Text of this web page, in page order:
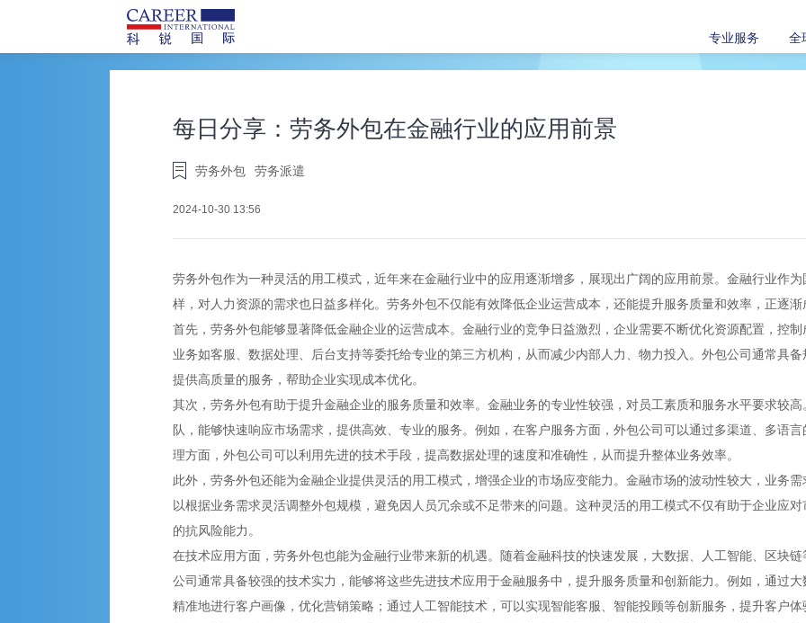
专业服务 全
每日分享：劳务外包在金融行业的应用前景
劳务外包 劳务派遣
2024-10-30 13:56
劳务外包作为一种灵活的用工模式，近年来在金融行业中的应用逐渐增多，展现出广阔的应用前景。金融行业作
样，对人力资源的需求也日益多样化。 劳务外包不仅能有效降低企业运营成本，还能提升服务质量和效率，正逐
首先，劳务外包能够显著降低金融企业的运营成本。金融行业的竞争日益激烈，企业需要不断优化资源配置，控
业务如客服、数据处理、后台支持等委托给专业的第三方机构，从而减少内部人力、物力投入。外包公司通常具
提供高质量的服务，帮助企业实现成本优化。
其次，劳务外包有助于提升金融企业的服务质量和效率。金融业务的专业性较强，对员工素质和服务水平要求较
队，能够快速响应市场需求，提供高效、专业的服务。例如，在客户服务方面，外包公司可以通过多渠道、多语
理方面，外包公司可以利用先进的技术手段，提高数据处理的速度和准确性，从而提升整体业务效率。
此外，劳务外包还能为金融企业提供灵活的用工模式，增强企业的市场应变能力。金融市场的波动性较大，业务
以根据业务需求灵活调整外包规模，避免因人员冗余或不足带来的问题。这种灵活的用工模式不仅有助于企业应
的抗风险能力。
在技术应用方面，劳务外包也能为金融行业带来新的机遇。随着金融科技的快速发展，大数据、人工智能、区块
公司通常具备较强的技术实力，能够将这些先进技术应用于金融服务中，提升服务质量和创新能力。例如，通过
精准地进行客户画像，优化营销策略；通过人工智能技术，可以实现智能客服、智能投顾等创新服务，提升客户体